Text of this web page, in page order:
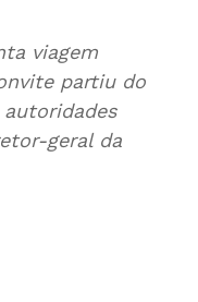
viagem
partiu do
geral da